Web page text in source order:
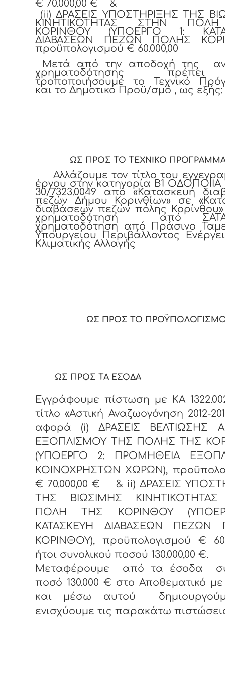
€ 70.000,00 € &
(ii) ΔΡΑΣΕΙΣ ΥΠΟΣΤΗΡΙΞΗΣ ΤΗΣ
ΚΙΝΗΤΙΚΟΤΗΤΑΣ ΣΤΗΝ
ΚΟΡΙΝΘΟΥ (ΥΠΟΕΡΓΟ 1:
ΔΙΑΒΑΣΕΩΝ ΠΕΖΩΝ ΠΟΛΗΣ
προϋπολογισμού € 60.000,00
Μετά από την αποδοχή της
χρηματοδότησης
τροποποιήσουμε το Τεχνικό
και το Δημοτικό Προϋ/σμό , ως
ΩΣ ΠΡΟΣ ΤΟ ΤΕΧΝΙΚΟ
Αλλάζουμε τον τίτλο του
έργου στην κατηγορία Β1
30/7323.0049 από «Κατασκευή
πεζών Δήμου Κορινθίων» σε
διαβάσεων πεζών πόλης
χρηματοδότηση από
χρηματοδότηση από Πράσινο
Υπουργείου Περιβάλλοντος
Κλιματικής Αλλαγής
ΩΣ ΠΡΟΣ ΤΟ
ΩΣ ΠΡΟΣ ΤΑ ΕΣΟΔΑ
Εγγράφουμε πίστωση με ΚΑ
τίτλο «Αστική Αναζωογόνηση 2012-
αφορά (i) ΔΡΑΣΕΙΣ ΒΕΛΤΙΩΣΗΣ
ΕΞΟΠΛΙΣΜΟΥ ΤΗΣ ΠΟΛΗΣ ΤΗΣ
(ΥΠΟΕΡΓΟ 2: ΠΡΟΜΗΘΕΙΑ
ΚΟΙΝΟΧΡΗΣΤΩΝ ΧΩΡΩΝ),
€ 70.000,00 € & ii) ΔΡΑΣΕΙΣ
ΤΗΣ ΒΙΩΣΙΜΗΣ
ΠΟΛΗ ΤΗΣ ΚΟΡΙΝΘΟΥ
ΚΑΤΑΣΚΕΥΗ ΔΙΑΒΑΣΕΩΝ ΠΕΖΩΝ
ΚΟΡΙΝΘΟΥ), προϋπολογισμού €
ήτοι συνολικού ποσού 130.000,00 €.
Μεταφέρουμε από τα έσοδα
ποσό 130.000 € στο Αποθεματικό με
και μέσω αυτού
ενισχύουμε τις παρακάτω